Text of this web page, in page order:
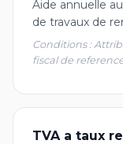
Aide annuelle
de travaux de
Conditions :
fiscal de
TVA a taux